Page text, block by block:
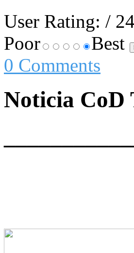
User Rating: / 24
Poor
Best
0 Comments
Noticia CoD